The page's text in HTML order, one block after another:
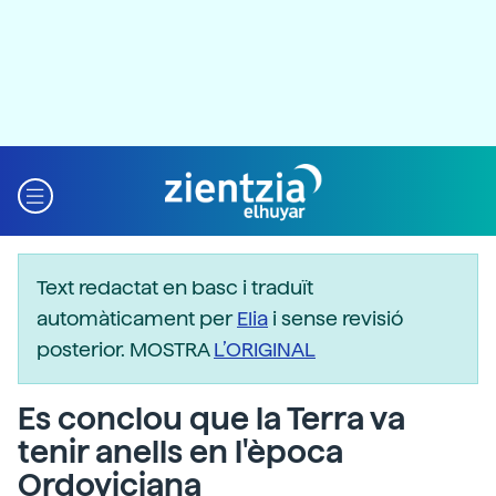
Text redactat en basc i traduït
automàticament perElia i sense revisió
posterior. MOSTRAL’ORIGINAL
Es conclou que la Terra va
tenir anells en l'època
Ordoviciana